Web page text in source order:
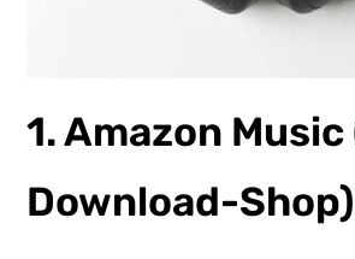
1. Amazon Music
Download-Shop)